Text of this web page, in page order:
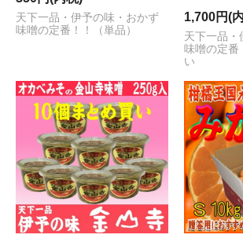
天下一品・伊予の味・おかず
味噌の定番！！（単品）
1,700円(
天下一品・
味噌の定番
い